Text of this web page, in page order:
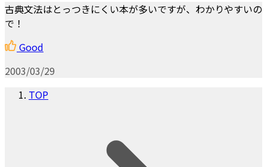
古典文法はとっつきにくい本が多いですが、わかりやすいの
で！
Good
2003/03/29
TOP